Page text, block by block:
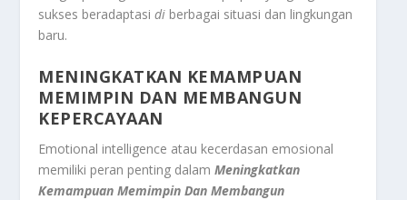
sukses beradaptasidi berbagai situasi dan lingkungan
baru.
MENINGKATKAN KEMAMPUAN
MEMIMPIN DAN MEMBANGUN
KEPERCAYAAN
Emotional intelligence atau kecerdasan emosional
memiliki peran penting dalamMeningkatkan
Kemampuan Memimpin Dan Membangun